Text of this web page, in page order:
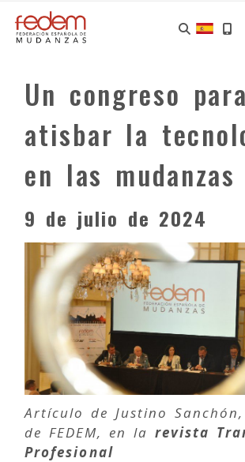
Un congreso para
atisbar la
en las mudanzas
9 de julio de 2024
Artículo de Justino
de FEDEM, en la revista
Profesional